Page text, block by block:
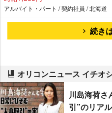
アルバイト・パート / 契約社員 / 北海道
続き
オリコンニュース イチオ
川島海荷さ
引”のリアル